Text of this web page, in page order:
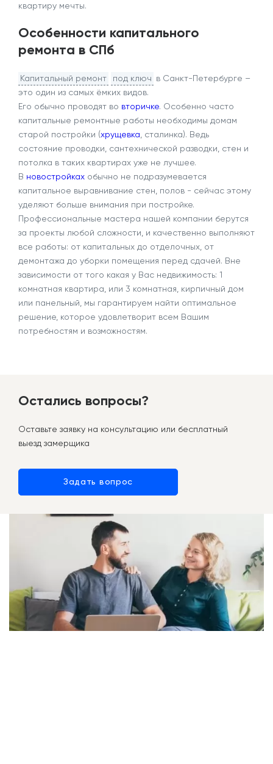
квартиру мечты.
Особенности капитального
ремонта в СПб
Капитальный ремонт под ключ в Санкт-Петербурге –
это один из самых ёмких видов.
Его обычно проводят во вторичке. Особенно часто
капитальные ремонтные работы необходимы домам
старой постройки (хрущевка , сталинка). Ведь
состояние проводки, сантехнической разводки, стен и
потолка в таких квартирах уже не лучшее.
В новостройках обычно не подразумевается
капитальное выравнивание стен, полов - сейчас этому
уделяют больше внимания при постройке.
Профессиональные мастера нашей компании берутся
за проекты любой сложности, и качественно выполняют
все работы: от капитальных до отделочных, от
демонтажа до уборки помещения перед сдачей. Вне
зависимости от того какая у Вас недвижимость: 1
комнатная квартира, или 3 комнатная, кирпичный дом
или панельный, мы гарантируем найти оптимальное
решение, которое удовлетворит всем Вашим
потребностям и возможностям.
Остались вопросы?
Оставьте заявку на консультацию или бесплатный
выезд замерщика
Задать вопрос